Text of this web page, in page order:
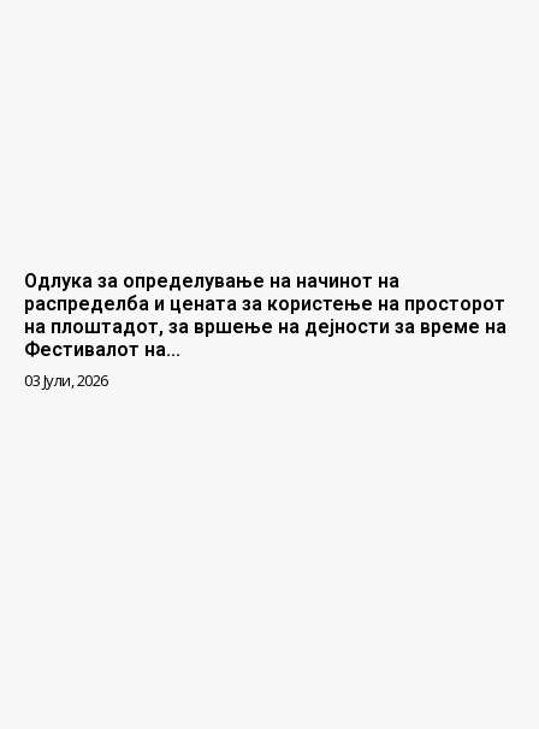
Одлука за определување на начинот на
распределба и цената за користење на просторот
на плоштадот, за вршење на дејности за време на
Фестивалот на...
03 Јули, 2026